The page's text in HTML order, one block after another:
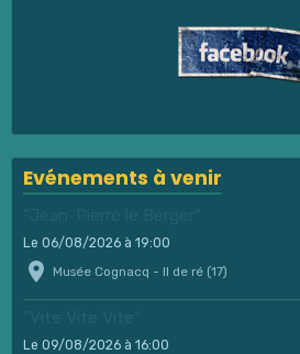
Evénements à venir
"Jean-Pierre le Berger"
Le 06/08/2026 à 19:00
Musée Cognacq - Il de ré (17)
"Vite Vite Vite"
Le 09/08/2026 à 16:00